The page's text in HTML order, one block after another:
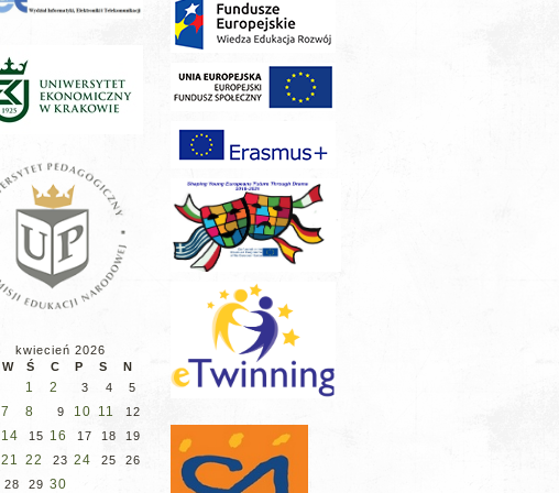
kwiecień 2026
W Ś C P S N
1 2 3 4
5
7 8 9 10 11 12
14 15 16 17 18 19
21 22 23 24 25 26
28 29 30